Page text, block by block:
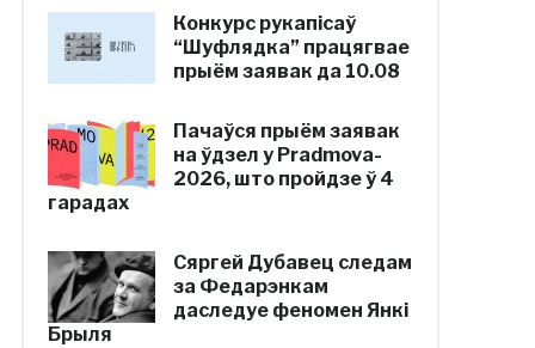
Конкурс рукапісаў
“Шуфлядка” працягвае
прыём заявак да 10.08
Пачаўся прыём заявак
на ўдзел у Pradmova-
2026, што пройдзе ў 4
гарадах
Сяргей Дубавец следам
за Федарэнкам
даследуе феномен Янкі
Брыля